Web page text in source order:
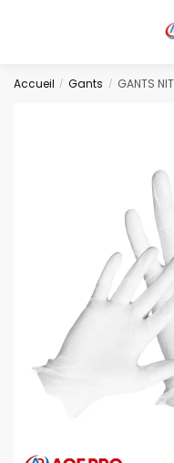
Accueil / Gants / GANTS